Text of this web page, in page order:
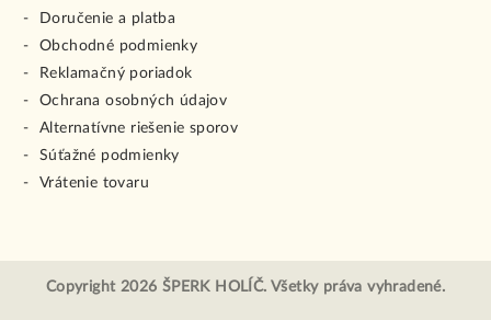
Doručenie a platba
Obchodné podmienky
Reklamačný poriadok
Ochrana osobných údajov
Alternatívne riešenie sporov
Súťažné podmienky
Vrátenie tovaru
Copyright 2026 ŠPERK HOLÍČ. Všetky práva vyhradené.